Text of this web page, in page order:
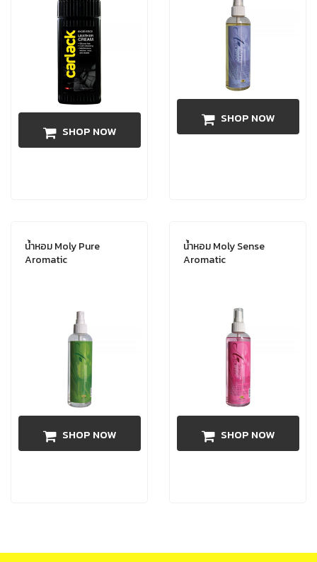
SHOP NOW
SHOP NOW
น้ำหอม Moly Pure
Aromatic
SHOP NOW
น้ำหอม Moly Sense
Aromatic
SHOP NOW